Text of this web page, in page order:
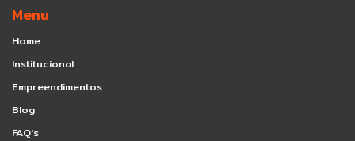
Menu
Home
Institucional
Empreendimentos
Blog
FAQ's